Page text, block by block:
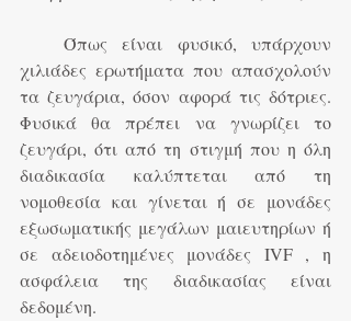
χιλιάδες ερωτήματα που απασχολούν
τα ζευγάρια, όσον αφορά τις δότριες.
Φυσικά θα πρέπει να γνωρίζει το
ζευγάρι, ότι από τη στιγμή που η όλη
διαδικασία καλύπτεται από τη
νομοθεσία και γίνεται ή σε μονάδες
εξωσωματικής μεγάλων μαιευτηρίων ή
σε αδειοδοτημένες μονάδες IVF , η
ασφάλεια της διαδικασίας είναι
δεδομένη.